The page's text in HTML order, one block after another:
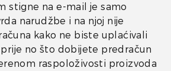
stigne na e-mail je samo
narudžbe i na njoj nije
kako ne biste uplaćivali
no što dobijete predračun
raspoloživosti proizvoda